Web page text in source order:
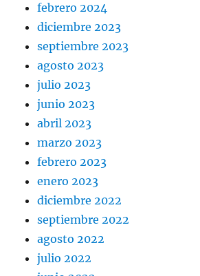
febrero 2024
diciembre 2023
septiembre 2023
agosto 2023
julio 2023
junio 2023
abril 2023
marzo 2023
febrero 2023
enero 2023
diciembre 2022
septiembre 2022
agosto 2022
julio 2022